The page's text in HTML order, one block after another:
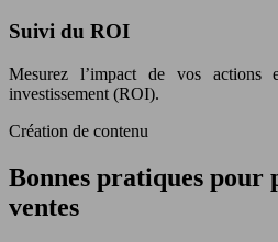
Suivi du ROI
Mesurez l’impact de vos actions
investissement (ROI).
Création de contenu
Bonnes pratiques pour
ventes